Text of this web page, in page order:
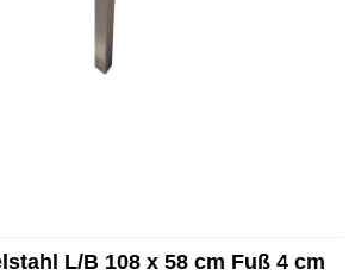
L/B 108 x 58 cm Fuß 4 cm